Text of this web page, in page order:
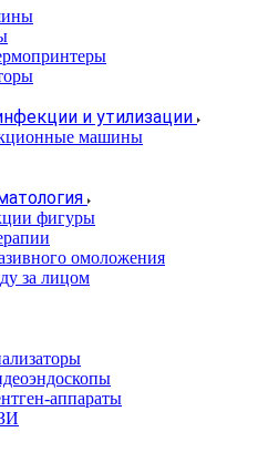
и утилизации
машины
фигуры
омоложения
за лицом
аппараты